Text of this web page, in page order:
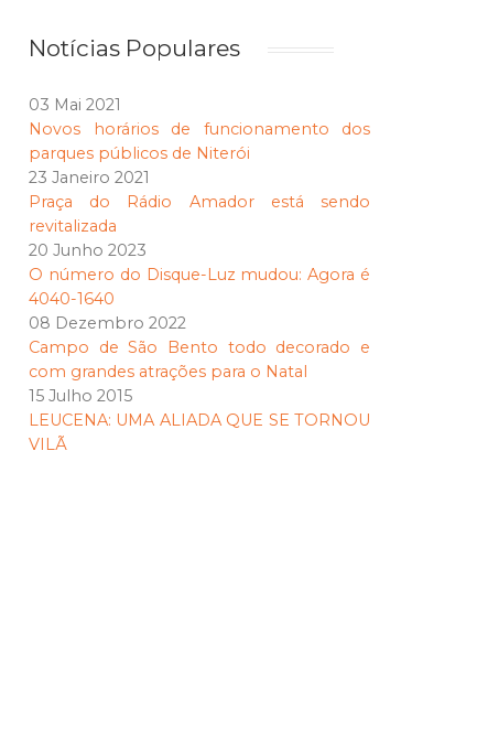
Notícias Populares
03 Mai 2021
Novos horários de funcionamento dos
parques públicos de Niterói
23 Janeiro 2021
Praça do Rádio Amador está sendo
revitalizada
20 Junho 2023
O número do Disque-Luz mudou: Agora é
4040-1640
08 Dezembro 2022
Campo de São Bento todo decorado e
com grandes atrações para o Natal
15 Julho 2015
LEUCENA: UMA ALIADA QUE SE TORNOU
VILÃ